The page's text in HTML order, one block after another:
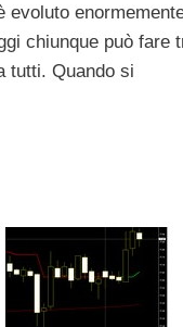
evoluto
chiunque può fare
tutti. Quando si